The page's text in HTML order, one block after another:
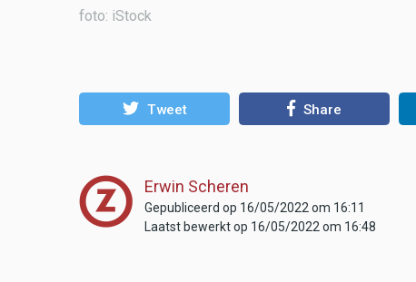
foto: iStock
Tweet Share
Erwin Scheren
Gepubliceerd op 16/05/2022 om 16:11
Laatst bewerkt op 16/05/2022 om 16:48